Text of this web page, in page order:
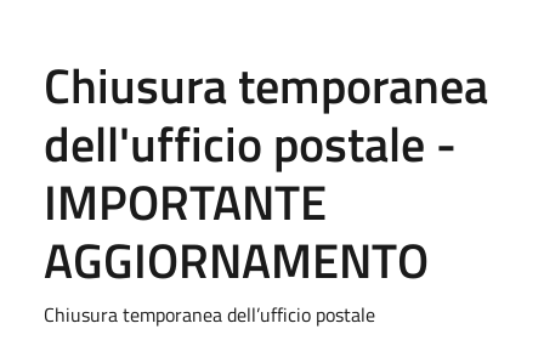
Chiusura temporanea
dell'ufficio postale -
IMPORTANTE
AGGIORNAMENTO
Chiusura temporanea dell’ufficio postale